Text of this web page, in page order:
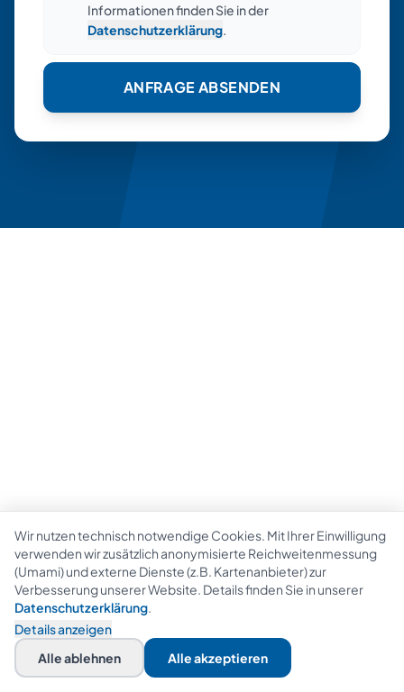
Informationen finden Sie in der
Datenschutzerklärung.
ANFRAGE ABSENDEN
Wir nutzen technisch notwendige Cookies. Mit Ihrer Einwilligung
verwenden wir zusätzlich anonymisierte Reichweitenmessung
(Umami) und externe Dienste (z.B. Kartenanbieter) zur
Verbesserung unserer Website. Details finden Sie in unserer
Datenschutzerklärung.
Details anzeigen
Alle ablehnen
Alle akzeptieren